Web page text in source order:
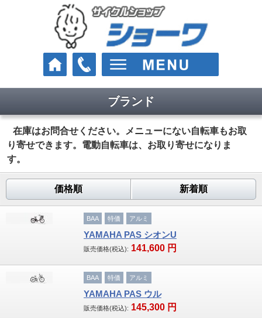
クロスバイク
マウンテンバイク
Eバイク（電動スポーツ車）
街乗り・通学・お買い物
子供車
ブランド
ブランド
在庫はお問合せください。メニューにない自転車もお取
り寄せできます。電動自転車は、お取り寄せになりま
す。
価格順 新着順
BAA 特価 アルミ
YAMAHA PAS シオンU
販売価格(税込): 141,600 円
BAA 特価 アルミ
YAMAHA PAS ウル
販売価格(税込): 145,300 円